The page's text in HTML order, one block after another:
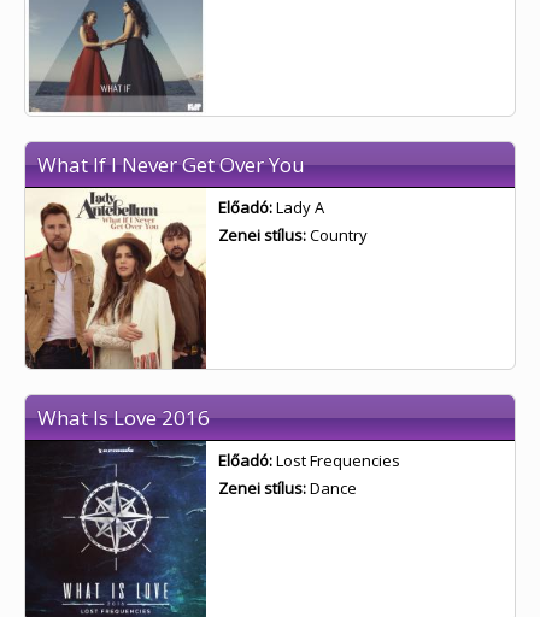
What If I Never Get Over You
Előadó:Lady A
Zenei stílus:Country
What Is Love 2016
Előadó:Lost Frequencies
Zenei stílus:Dance